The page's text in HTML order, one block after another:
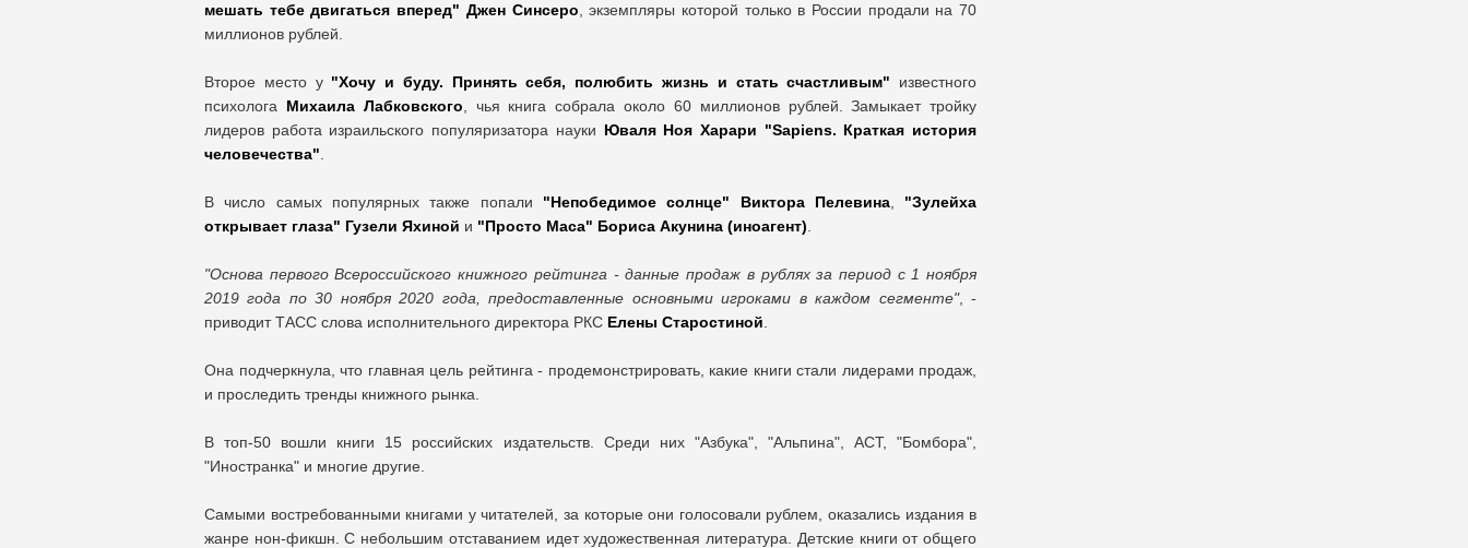
мешать тебе двигаться вперед" Джен Синсеро , экземпляры которой только в России продали на 70
миллионов рублей.
Второе место у "Хочу и буду. Принять себя, полюбить жизнь и стать счастливым" известного
психолога Михаила Лабковского , чья книга собрала около 60 миллионов рублей. Замыкает тройку
лидеров работа израильского популяризатора науки Юваля Ноя Харари "Sapiens. Краткая история
человечества"
В число самых популярных также попали "Непобедимое солнце" Виктора Пелевина, "Зулейха
открывает глаза" Гузели Яхиной и "Просто Маса" Бориса Акунина (иноагент)
"Основа первого Всероссийского книжного рейтинга - данные продаж в рублях за период с 1 ноября
2019 года по 30 ноября 2020 года, предоставленные основными игроками в каждом сегменте", -
приводит ТАСС слова исполнительного директора РКС Елены Старостиной
Она подчеркнула, что главная цель рейтинга - продемонстрировать, какие книги стали лидерами продаж,
и проследить тренды книжного рынка.
В топ-50 вошли книги 15 российских издательств. Среди них "Азбука", "Альпина", АСТ, "Бомбора",
"Иностранка" и многие другие.
Самыми востребованными книгами у читателей, за которые они голосовали рублем, оказались издания в
жанре нон-фикшн. С небольшим отставанием идет художественная литература. Детские книги от общего